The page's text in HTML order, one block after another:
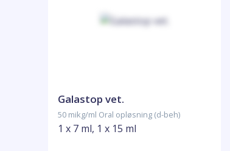
Galastop vet.
50 mikg/ml Oral opløsning (d-beh)
1 x 7 ml, 1 x 15 ml